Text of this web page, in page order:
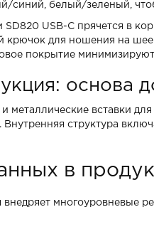
синий, белый/зеленый,
SD820 USB-C прячется в
крючок для ношения на шее
покрытие
основа
металлические вставки
Внутренняя структура
в
многоуровневые